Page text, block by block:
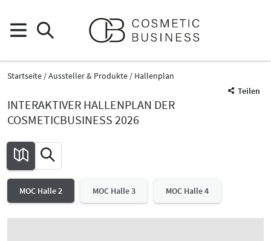
Startseite Aussteller & Produkte
Hallenplan
Teilen
INTERAKTIVER HALLENPLAN DER
COSMETICBUSINESS 2026
MOC Halle 2 MOC Halle 3 MOC Halle 4